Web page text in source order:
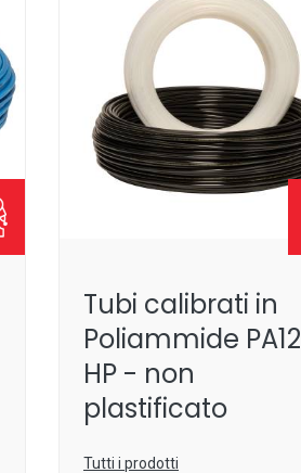
Tubi calibrati in
Poliammide PA12
HP - non
plastificato
Tutti i prodotti